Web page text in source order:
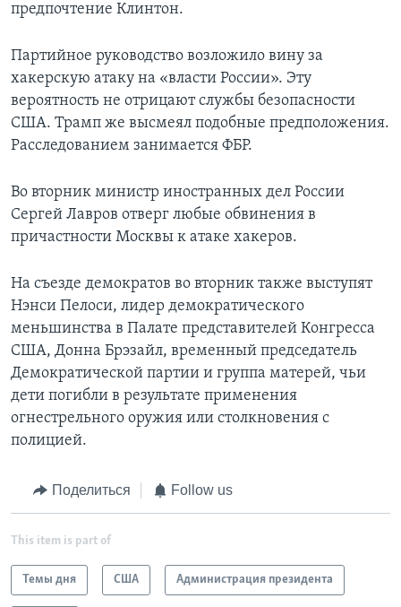
предпочтение Клинтон.
Партийное руководство возложило вину за
хакерскую атаку на «власти России». Эту
вероятность не отрицают службы безопасности
США. Трамп же высмеял подобные предположения.
Расследованием занимается ФБР.
Во вторник министр иностранных дел России
Сергей Лавров отверг любые обвинения в
причастности Москвы к атаке хакеров.
На съезде демократов во вторник также выступят
Нэнси Пелоси, лидер демократического
меньшинства в Палате представителей Конгресса
США, Донна Брэзайл, временный председатель
Демократической партии и группа матерей, чьи
дети погибли в результате применения
огнестрельного оружия или столкновения с
полицией.
Поделиться Follow us
This item is part of
Темы дня США Администрация президента